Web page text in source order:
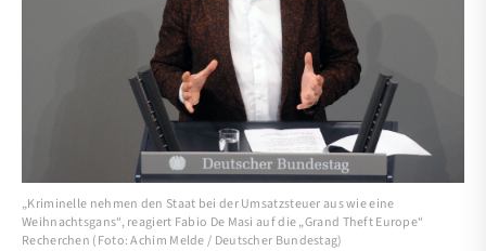
„Kriminelle nehmen den Staat bei der Umsatzsteuer aus wie eine
Weihnachtsgans“, reagiert Fabio De Masi auf die „Grand Theft Europe“
Recherchen (Foto: Achim Melde / Deutscher Bundestag)